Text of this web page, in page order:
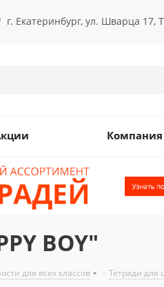
г. Екатеринбург, ул. Шварца 17,
Компания
BOY"
для всех классов - Тетради для